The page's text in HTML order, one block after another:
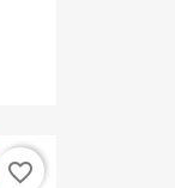
favorite_border